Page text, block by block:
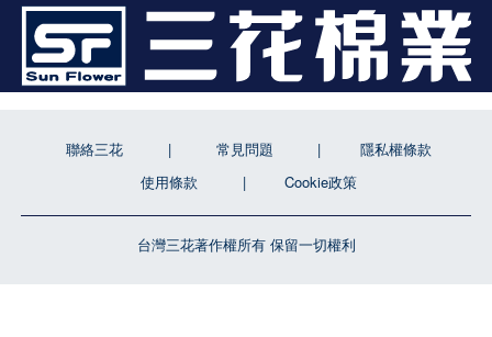
台灣三花著作權所有 保留一切權利
聯絡三花 常見問題
隱私權條款
使用條款
Cookie政策